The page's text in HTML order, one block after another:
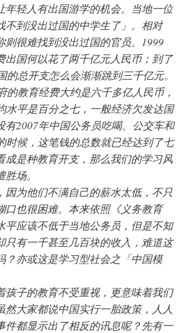
轻人有出国游学的机会。当地一位
不到没出过国的中学生了」。相对
很难找到没出过国的官员。1999
国何以花了两千亿元人民币；到了
总开支怎么会渐渐跳到三千亿元。
教育经费大约是六千多亿人民币，
水平是百分之七，一般经济欠发达国
2007年中国公务员吃喝、公交车和
时候，这笔钱的总数就已经达到了七
是种教育开支，那么我们的学习风
场。
为他们不满自己的薪水太低，不只
也很困难。本来依照《义务教育
应该不低于当地公务员，但是不知
有一千甚至几百块的收入，难道这
亦或这是学习型社会之「中国模
子的教育不受重视，更意味着我们
大家都说中国实行一胎政策，人人
都显示出了相反的讯息呢？先有一